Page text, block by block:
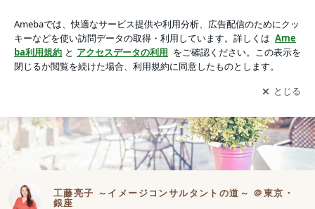
東京・銀座アプリをダウンロードして ブログの更新通知
を受け取りまし
ょう。
開く
工藤亮子 ～イメージコンサルタントの道～ ＠東京・
銀座